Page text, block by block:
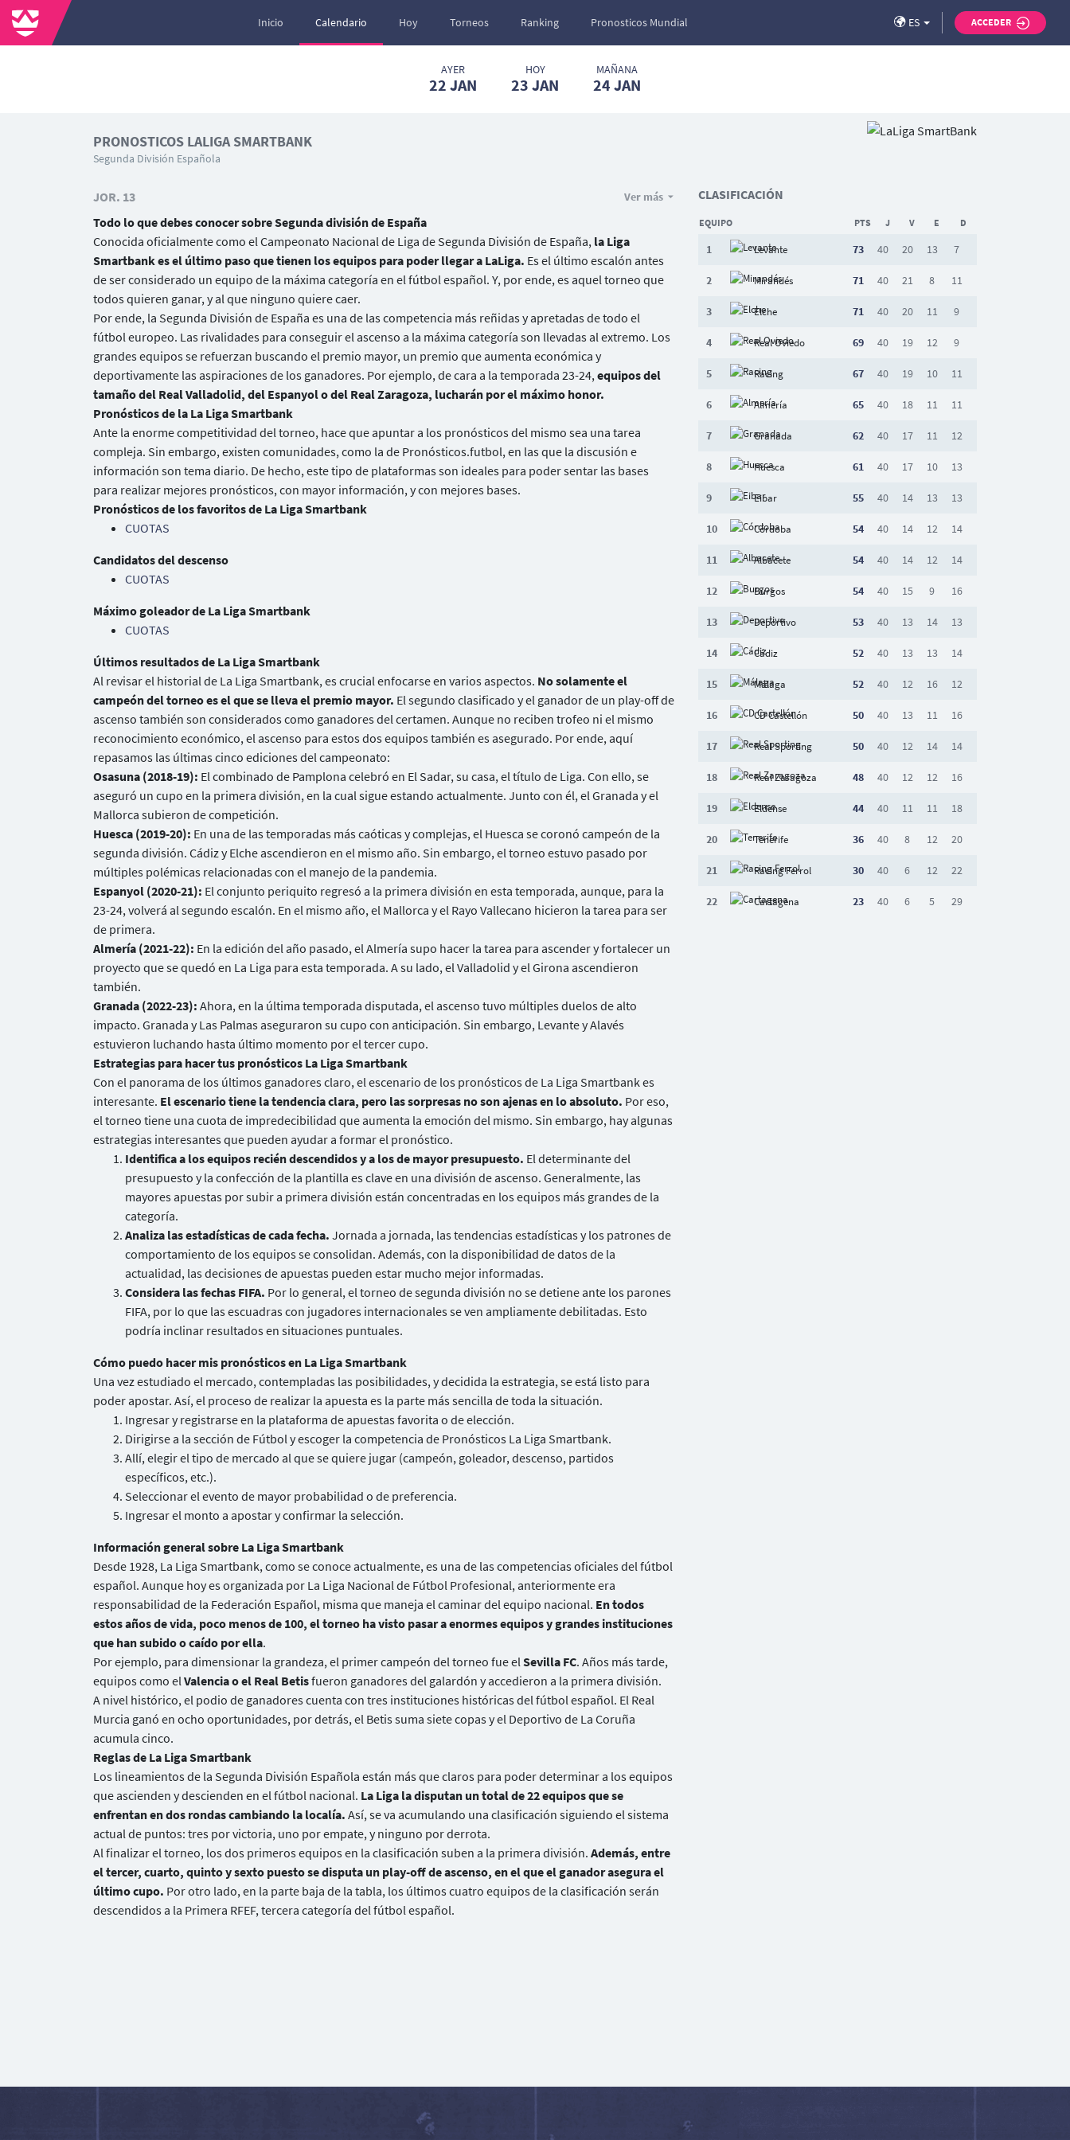
Inicio Calendario Hoy Torneos Ranking Pronosticos Mundial ES ACCEDER
AYER
22 JAN
HOY
23 JAN
MAÑANA
24 JAN
PRONOSTICOS LALIGA SMARTBANK
Segunda División Española
JOR. 13 Ver más
Todo lo que debes conocer sobre Segunda división de España
Conocida oficialmente como el Campeonato Nacional de Liga de Segunda División de España, la Liga
Smartbank es el último paso que tienen los equipos para poder llegar a LaLiga. Es el último escalón antes
de ser considerado un equipo de la máxima categoría en el fútbol español. Y, por ende, es aquel torneo que
todos quieren ganar, y al que ninguno quiere caer.
Por ende, la Segunda División de España es una de las competencia más reñidas y apretadas de todo el
fútbol europeo. Las rivalidades para conseguir el ascenso a la máxima categoría son llevadas al extremo. Los
grandes equipos se refuerzan buscando el premio mayor, un premio que aumenta económica y
deportivamente las aspiraciones de los ganadores. Por ejemplo, de cara a la temporada 23-24,equipos del
tamaño del Real Valladolid, del Espanyol o del Real Zaragoza, lucharán por el máximo honor.
Pronósticos de la La Liga Smartbank
Ante la enorme competitividad del torneo, hace que apuntar a los pronósticos del mismo sea una tarea
compleja. Sin embargo, existen comunidades, como la de Pronósticos.futbol, en las que la discusión e
información son tema diario. De hecho, este tipo de plataformas son ideales para poder sentar las bases
para realizar mejores pronósticos, con mayor información, y con mejores bases.
Pronósticos de los favoritos de La Liga Smartbank
CUOTAS
Candidatos del descenso
CUOTAS
Máximo goleador de La Liga Smartbank
CUOTAS
Últimos resultados de La Liga Smartbank
Al revisar el historial de La Liga Smartbank, es crucial enfocarse en varios aspectos. No solamente el
campeón del torneo es el que se lleva el premio mayor. El segundo clasificado y el ganador de un play-off de
ascenso también son considerados como ganadores del certamen. Aunque no reciben trofeo ni el mismo
reconocimiento económico, el ascenso para estos dos equipos también es asegurado. Por ende, aquí
repasamos las últimas cinco ediciones del campeonato:
Osasuna (2018-19): El combinado de Pamplona celebró en El Sadar, su casa, el título de Liga. Con ello, se
aseguró un cupo en la primera división, en la cual sigue estando actualmente. Junto con él, el Granada y el
Mallorca subieron de competición.
Huesca (2019-20): En una de las temporadas más caóticas y complejas, el Huesca se coronó campeón de la
segunda división. Cádiz y Elche ascendieron en el mismo año. Sin embargo, el torneo estuvo pasado por
múltiples polémicas relacionadas con el manejo de la pandemia.
Espanyol (2020-21): El conjunto periquito regresó a la primera división en esta temporada, aunque, para la
23-24, volverá al segundo escalón. En el mismo año, el Mallorca y el Rayo Vallecano hicieron la tarea para ser
de primera.
Almería (2021-22): En la edición del año pasado, el Almería supo hacer la tarea para ascender y fortalecer un
proyecto que se quedó en La Liga para esta temporada. A su lado, el Valladolid y el Girona ascendieron
también.
Granada (2022-23): Ahora, en la última temporada disputada, el ascenso tuvo múltiples duelos de alto
impacto. Granada y Las Palmas aseguraron su cupo con anticipación. Sin embargo, Levante y Alavés
estuvieron luchando hasta último momento por el tercer cupo.
Estrategias para hacer tus pronósticos La Liga Smartbank
Con el panorama de los últimos ganadores claro, el escenario de los pronósticos de La Liga Smartbank es
interesante. El escenario tiene la tendencia clara, pero las sorpresas no son ajenas en lo absoluto. Por eso,
el torneo tiene una cuota de impredecibilidad que aumenta la emoción del mismo. Sin embargo, hay algunas
estrategias interesantes que pueden ayudar a formar el pronóstico.
Identifica a los equipos recién descendidos y a los de mayor presupuesto. El determinante del
presupuesto y la confección de la plantilla es clave en una división de ascenso. Generalmente, las
mayores apuestas por subir a primera división están concentradas en los equipos más grandes de la
categoría.
Analiza las estadísticas de cada fecha. Jornada a jornada, las tendencias estadísticas y los patrones de
comportamiento de los equipos se consolidan. Además, con la disponibilidad de datos de la
actualidad, las decisiones de apuestas pueden estar mucho mejor informadas.
Considera las fechas FIFA. Por lo general, el torneo de segunda división no se detiene ante los parones
FIFA, por lo que las escuadras con jugadores internacionales se ven ampliamente debilitadas. Esto
podría inclinar resultados en situaciones puntuales.
Cómo puedo hacer mis pronósticos en La Liga Smartbank
Una vez estudiado el mercado, contempladas las posibilidades, y decidida la estrategia, se está listo para
poder apostar. Así, el proceso de realizar la apuesta es la parte más sencilla de toda la situación.
Ingresar y registrarse en la plataforma de apuestas favorita o de elección.
Dirigirse a la sección de Fútbol y escoger la competencia de Pronósticos La Liga Smartbank.
Allí, elegir el tipo de mercado al que se quiere jugar (campeón, goleador, descenso, partidos
específicos, etc.).
Seleccionar el evento de mayor probabilidad o de preferencia.
Ingresar el monto a apostar y confirmar la selección.
Información general sobre La Liga Smartbank
Desde 1928, La Liga Smartbank, como se conoce actualmente, es una de las competencias oficiales del fútbol
español. Aunque hoy es organizada por La Liga Nacional de Fútbol Profesional, anteriormente era
responsabilidad de la Federación Español, misma que maneja el caminar del equipo nacional. En todos
estos años de vida, poco menos de 100, el torneo ha visto pasar a enormes equipos y grandes instituciones
que han subido o caído por ella.
Por ejemplo, para dimensionar la grandeza, el primer campeón del torneo fue elSevilla FC. Años más tarde,
equipos como elValencia o el Real Betisfueron ganadores del galardón y accedieron a la primera división.
A nivel histórico, el podio de ganadores cuenta con tres instituciones históricas del fútbol español. El Real
Murcia ganó en ocho oportunidades, por detrás, el Betis suma siete copas y el Deportivo de La Coruña
acumula cinco.
Reglas de La Liga Smartbank
Los lineamientos de la Segunda División Española están más que claros para poder determinar a los equipos
que ascienden y descienden en el fútbol nacional. La Liga la disputan un total de 22 equipos que se
enfrentan en dos rondas cambiando la localía. Así, se va acumulando una clasificación siguiendo el sistema
actual de puntos: tres por victoria, uno por empate, y ninguno por derrota.
Al finalizar el torneo, los dos primeros equipos en la clasificación suben a la primera división. Además, entre
el tercer, cuarto, quinto y sexto puesto se disputa un play-off de ascenso, en el que el ganador asegura el
último cupo. Por otro lado, en la parte baja de la tabla, los últimos cuatro equipos de la clasificación serán
descendidos a la Primera RFEF, tercera categoría del fútbol español.
CLASIFICACIÓN
EQUIPO PTS J V E D
1 Levante 73 40 20 13 7
2 Mirandés 71 40 21 8 11
3 Elche 71 40 20 11 9
4 Real Oviedo 69 40 19 12 9
5 Racing 67 40 19 10 11
6 Almería 65 40 18 11 11
7 Granada 62 40 17 11 12
8 Huesca 61 40 17 10 13
9 Eibar 55 40 14 13 13
10 Córdoba 54 40 14 12 14
11 Albacete 54 40 14 12 14
12 Burgos 54 40 15 9 16
13 Deportivo 53 40 13 14 13
14 Cádiz 52 40 13 13 14
15 Málaga 52 40 12 16 12
16 CD Castellón 50 40 13 11 16
17 Real Sporting 50 40 12 14 14
18 Real Zaragoza 48 40 12 12 16
19 Eldense 44 40 11 11 18
20 Tenerife 36 40 8 12 20
21 Racing Ferrol 30 40 6 12 22
22 Cartagena 23 40 6 5 29